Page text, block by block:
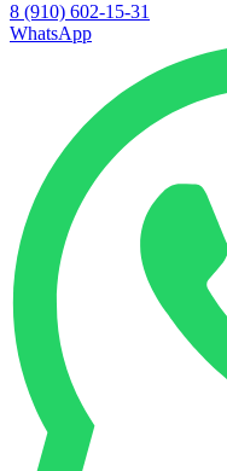
8 (910) 602-15-31
WhatsApp